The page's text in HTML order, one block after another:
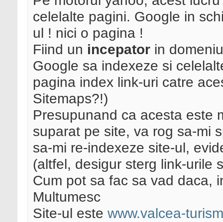
celelalte pagini. Google in
ul ! nici o pagina !
Fiind un incepator in
Google sa indexeze si
pagina index link-uri catre
Sitemaps?!)
Presupunand ca acesta este
suparat pe site, va rog sa-mi
sa-mi re-indexeze site-ul,
(altfel, desigur sterg link-urile
Cum pot sa fac sa vad daca,
Multumesc
Site-ul este www.valcea-